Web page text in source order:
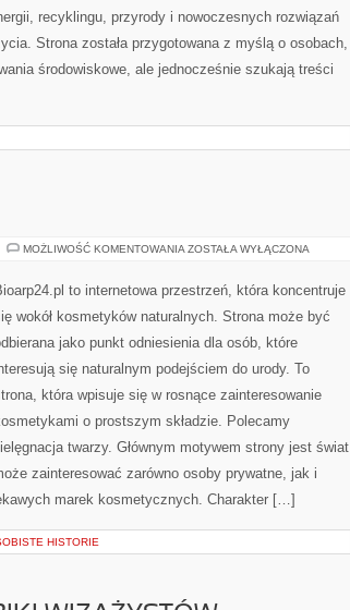
recyklingu, przyrody i nowoczesnych rozwiązań
Strona została przygotowana z myślą o osobach,
środowiskowe, ale jednocześnie szukają treści
MOŻLIWOŚĆ KOMENTOWANIA DIY
TO
SAM
ZOSTAŁA WYŁĄCZONA
to internetowa przestrzeń, która koncentruje
wokół kosmetyków naturalnych. Strona może być
jako punkt odniesienia dla osób, które
się naturalnym podejściem do urody. To
która wpisuje się w rosnące zainteresowanie
o prostszym składzie. Polecamy
twarzy. Głównym motywem strony jest świat
zainteresować zarówno osoby prywatne, jak i
marek kosmetycznych. Charakter […]
HISTORIE